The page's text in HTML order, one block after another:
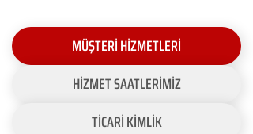
MÜŞTERİ HİZMETLERİ
HİZMET SAATLERİMİZ
TİCARİ KİMLİK